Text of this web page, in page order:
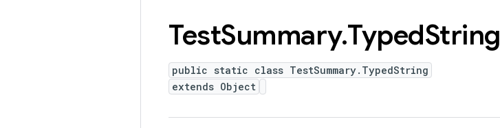
TestSummary.TypedString
public static class TestSummary.TypedString
extends Object